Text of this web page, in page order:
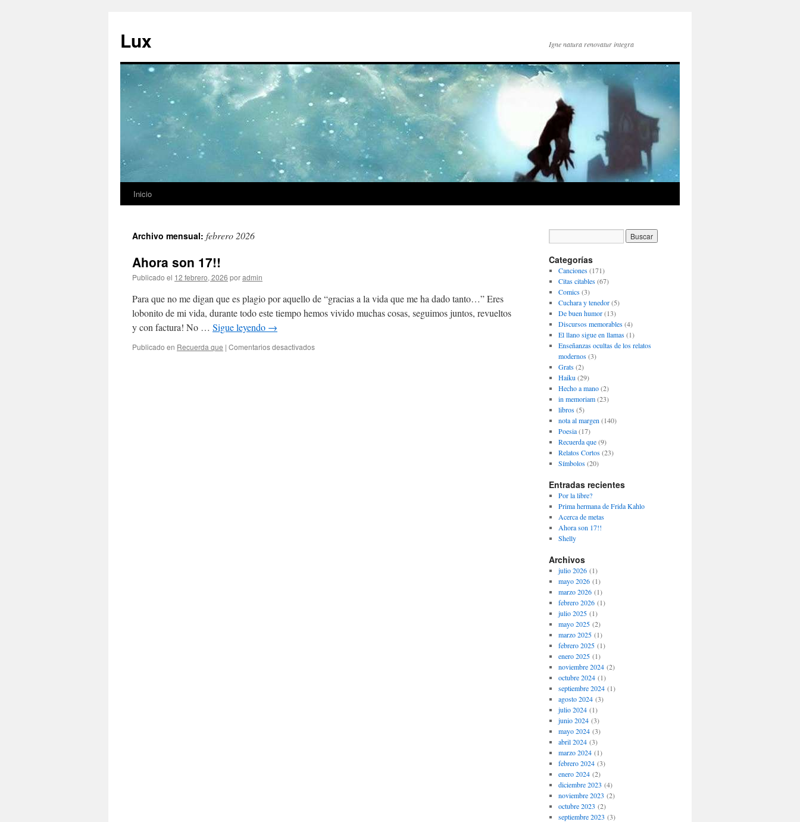
contenido
Lux Igne natura renovatur integra
Inicio
Archivo mensual: febrero 2026
Ahora son 17!!
Publicado el 12 febrero, 2026 poradmin
Para que no me digan que es plagio por aquello de “gracias a la vida que me ha dado tanto…” Eres
lobonito de mi vida, durante todo este tiempo hemos vivido muchas cosas, seguimos juntos, revueltos
y con factura! No … Sigue leyendo →
Publicado en Recuerda que | Comentarios desactivadosen
Categorías
Canciones(171)
Citas citables(67)
Comics(3)
Cuchara y tenedor(5)
De buen humor(13)
Discursos memorables(4)
El llano sigue en llamas(1)
Enseñanzas ocultas de los relatos
modernos(3)
Grats(2)
Haiku (29)
Hecho a mano(2)
in memoriam(23)
libros(5)
nota al margen (140)
Poesia(17)
Recuerda que(9)
Relatos Cortos(23)
Símbolos(20)
Entradas recientes
Por la libre?
Prima hermana de Frida Kahlo
Acerca de metas
Ahora son 17!!
Shelly
Archivos
julio 2026(1)
mayo 2026(1)
marzo 2026(1)
febrero 2026(1)
julio 2025(1)
mayo 2025(2)
marzo 2025(1)
febrero 2025(1)
enero 2025(1)
noviembre 2024(2)
octubre 2024(1)
septiembre 2024(1)
agosto 2024(3)
julio 2024(1)
junio 2024(3)
mayo 2024(3)
abril 2024(3)
marzo 2024(1)
febrero 2024(3)
enero 2024(2)
diciembre 2023 (4)
noviembre 2023 (2)
octubre 2023 (2)
septiembre 2023 (3)